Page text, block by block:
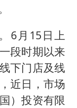
6月15日上
段时期以来
下门店及线
近日，市场
）投资有限